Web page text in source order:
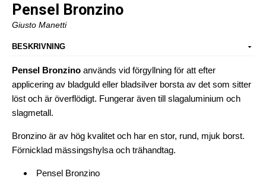
Pensel Bronzino
Giusto Manetti
BESKRIVNING
Pensel Bronzino används vid förgyllning för att efter
applicering av bladguld eller bladsilver borsta av det som sitter
löst och är överflödigt. Fungerar även till slagaluminium och
slagmetall.
Bronzino är av hög kvalitet och har en stor, rund, mjuk borst.
Förnicklad mässingshylsa och trähandtag.
Pensel Bronzino